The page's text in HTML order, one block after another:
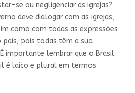
se ou negligenciar as igrejas?
deve dialogar com as igrejas,
como com todas as expressões
pois todas têm a sua
importante lembrar que o Brasil
é laico e plural em termos